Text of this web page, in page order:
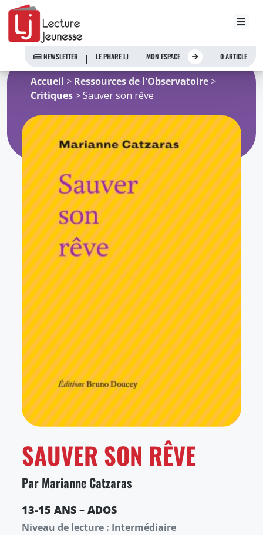
Aller
contenu
NEWSLETTER LE PHARE LJ MON ESPACE 0 ARTICLE
Accueil > Ressources de l'Observatoire >
Critiques > Sauver son rêve
SAUVER SON RÊVE
Par Marianne Catzaras
13-15 ANS – ADOS
Niveau de lecture : Intermédiaire